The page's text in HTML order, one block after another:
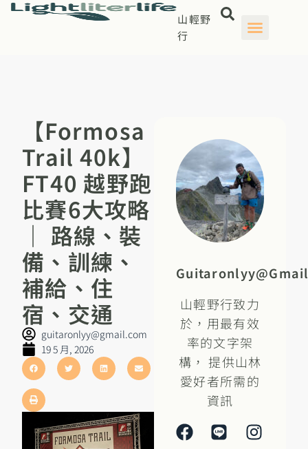
山輕野
行
【Formosa
Trail 40k】
FT40 越野跑
比賽6大攻略
｜ 路線、裝
備、訓練、
補給、住
宿、交通
guitaronlyy@gmail.com
19 5 月, 2026
山輕野行致力
於，用最有效
率的文字架
構， 提供山林
愛好者所需的
資訊